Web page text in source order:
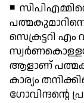
◾
സെക്രട്ടറി
ആളാണ്
കാര്യം
ഗോവിന്ദന്റെ